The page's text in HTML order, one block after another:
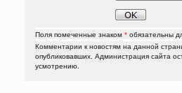
Поля помеченные знаком * обязательны
Комментарии к новостям на данной
опубликовавших. Администрация сайта
усмотрению.